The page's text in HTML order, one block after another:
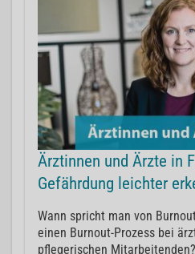
Ärztinnen und Ärzte in
Gefährdung leichter
Wann spricht man von
einen Burnout-Prozess bei
pflegerischen